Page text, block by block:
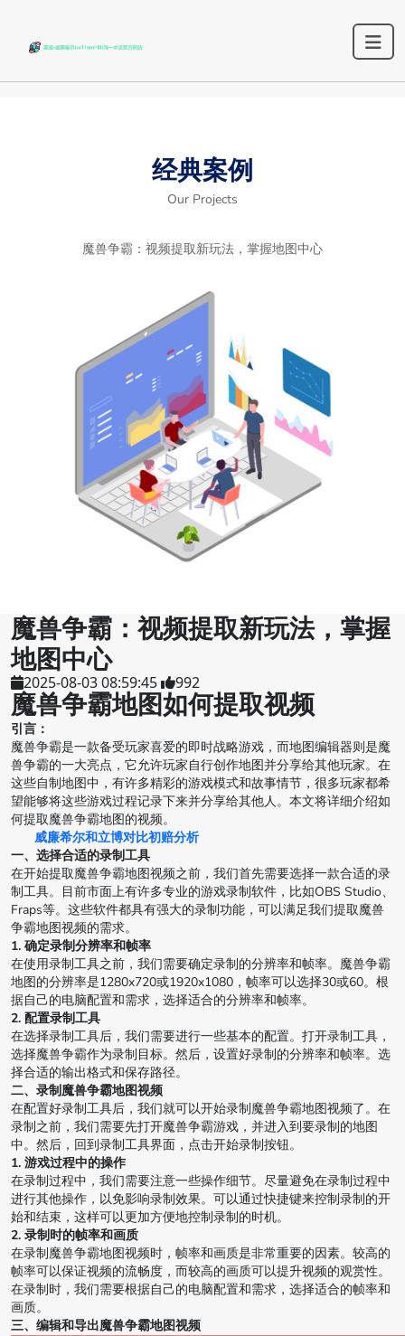
经典案例
Our Projects
魔兽争霸：视频提取新玩法，掌握地图中心
魔兽争霸：视频提取新玩法，掌握
地图中心
2025-08-03 08:59:45 992
魔兽争霸地图如何提取视频
引言：
魔兽争霸是一款备受玩家喜爱的即时战略游戏，而地图编辑器则是魔
兽争霸的一大亮点，它允许玩家自行创作地图并分享给其他玩家。在
这些自制地图中，有许多精彩的游戏模式和故事情节，很多玩家都希
望能够将这些游戏过程记录下来并分享给其他人。本文将详细介绍如
何提取魔兽争霸地图的视频。
威廉希尔和立博对比初赔分析
一、选择合适的录制工具
在开始提取魔兽争霸地图视频之前，我们首先需要选择一款合适的录
制工具。目前市面上有许多专业的游戏录制软件，比如OBS Studio、
Fraps等。这些软件都具有强大的录制功能，可以满足我们提取魔兽
争霸地图视频的需求。
1. 确定录制分辨率和帧率
在使用录制工具之前，我们需要确定录制的分辨率和帧率。魔兽争霸
地图的分辨率是1280x720或1920x1080，帧率可以选择30或60。根
据自己的电脑配置和需求，选择适合的分辨率和帧率。
2. 配置录制工具
在选择录制工具后，我们需要进行一些基本的配置。打开录制工具，
选择魔兽争霸作为录制目标。然后，设置好录制的分辨率和帧率。选
择合适的输出格式和保存路径。
二、录制魔兽争霸地图视频
在配置好录制工具后，我们就可以开始录制魔兽争霸地图视频了。在
录制之前，我们需要先打开魔兽争霸游戏，并进入到要录制的地图
中。然后，回到录制工具界面，点击开始录制按钮。
1. 游戏过程中的操作
在录制过程中，我们需要注意一些操作细节。尽量避免在录制过程中
进行其他操作，以免影响录制效果。可以通过快捷键来控制录制的开
始和结束，这样可以更加方便地控制录制的时机。
2. 录制时的帧率和画质
在录制魔兽争霸地图视频时，帧率和画质是非常重要的因素。较高的
帧率可以保证视频的流畅度，而较高的画质可以提升视频的观赏性。
在录制时，我们需要根据自己的电脑配置和需求，选择适合的帧率和
画质。
三、编辑和导出魔兽争霸地图视频